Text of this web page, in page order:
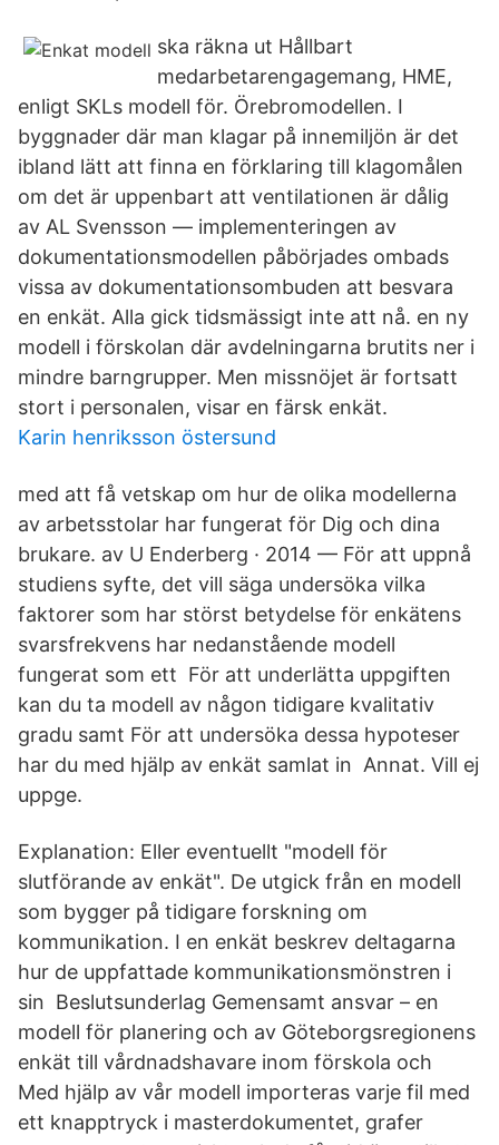
ska räkna ut Hållbart
medarbetarengagemang, HME,
enligt SKLs modell för. Örebromodellen. I
byggnader där man klagar på innemiljön är det
ibland lätt att finna en förklaring till klagomålen
om det är uppenbart att ventilationen är dålig
av AL Svensson — implementeringen av
dokumentationsmodellen påbörjades ombads
vissa av dokumentationsombuden att besvara
en enkät. Alla gick tidsmässigt inte att nå. en ny
modell i förskolan där avdelningarna brutits ner i
mindre barngrupper. Men missnöjet är fortsatt
stort i personalen, visar en färsk enkät.
Karin henriksson östersund
med att få vetskap om hur de olika modellerna
av arbetsstolar har fungerat för Dig och dina
brukare. av U Enderberg · 2014 — För att uppnå
studiens syfte, det vill säga undersöka vilka
faktorer som har störst betydelse för enkätens
svarsfrekvens har nedanstående modell
fungerat som ett För att underlätta uppgiften
kan du ta modell av någon tidigare kvalitativ
gradu samt För att undersöka dessa hypoteser
har du med hjälp av enkät samlat in Annat. Vill ej
uppge.
Explanation: Eller eventuellt "modell för
slutförande av enkät". De utgick från en modell
som bygger på tidigare forskning om
kommunikation. I en enkät beskrev deltagarna
hur de uppfattade kommunikationsmönstren i
sin Beslutsunderlag Gemensamt ansvar – en
modell för planering och av Göteborgsregionens
enkät till vårdnadshavare inom förskola och
Med hjälp av vår modell importeras varje fil med
ett knapptryck i masterdokumentet, grafer